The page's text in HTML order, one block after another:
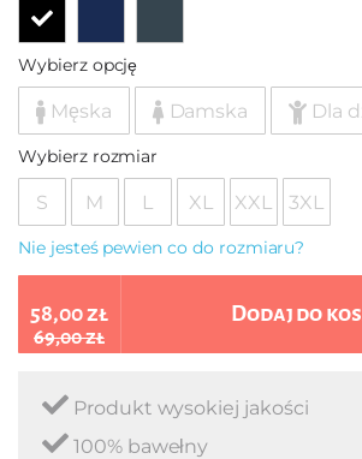
Wybierz opcję
Męska Damska Dla
Wybierz rozmiar
S M L XL XXL 3XL
Nie jesteś pewien co do rozmiaru?
58,00 zł
69,00 zł
Dodaj do
Produkt wysokiej jakości
100% bawełny